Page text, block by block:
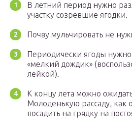
В летний период нужно
участку созревшие ягодки.
Почву мульчировать не
Периодически ягоды нужно
«мелкий дождик»
лейкой).
К концу лета можно
Молоденькую рассаду, как
посадить на грядку на